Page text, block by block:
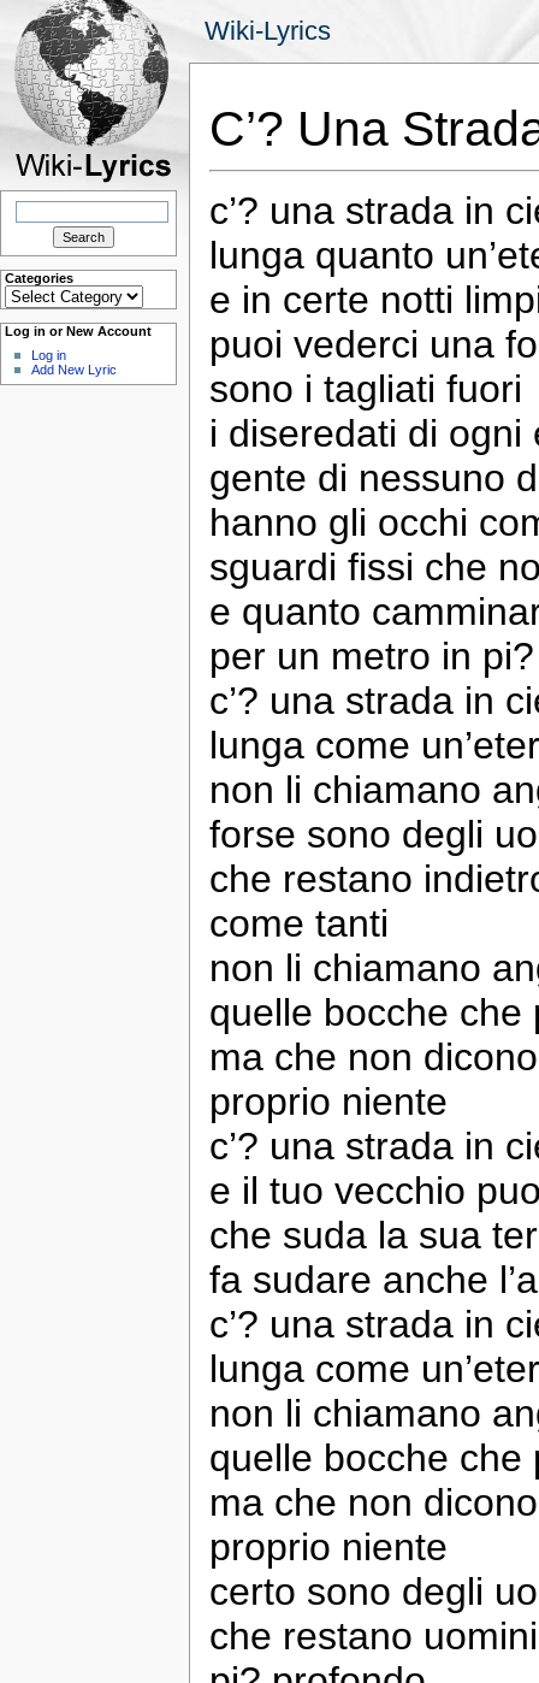
Wiki-Lyrics
Search
Categories
Categories
Log in or New Account
Log in
Add New Lyric
C’? Una
c’? una strada in
lunga quanto
e in certe notti
puoi vederci una
sono i tagliati fuori
i diseredati di ogni
gente di nessuno
hanno gli occhi
sguardi fissi che
e quanto
per un metro in
c’? una strada in
lunga come
non li chiamano
forse sono degli
che restano
come tanti
non li chiamano
quelle bocche che
ma che non
proprio niente
c’? una strada in
e il tuo vecchio
che suda la sua
fa sudare anche
c’? una strada in
lunga come
non li chiamano
quelle bocche che
ma che non
proprio niente
certo sono degli
che restano